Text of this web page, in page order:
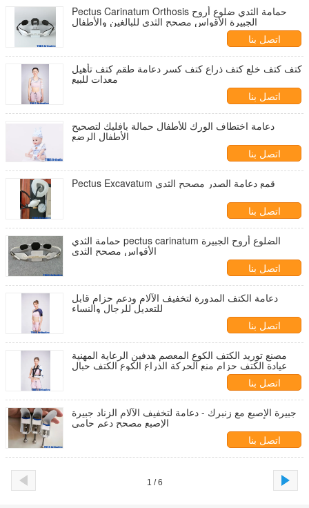
Pectus Carinatum Orthosis حمامة الثدي ضلوع أروح
الجبيرة الأقواس مصحح الثدي للبالغين والأطفال
اتصل بنا
كتف كتف خلع كتف ذراع كتف كسر دعامة طقم كتف تأهيل
معدات للبيع
اتصل بنا
دعامة اختطاف الورك للأطفال حمالة بافليك لتصحيح
الأطفال الرضع
اتصل بنا
Pectus Excavatum قمع دعامة الصدر مصحح الثدي
اتصل بنا
حمامة الثدي pectus carinatum الضلوع أروح الجبيرة
الأقواس مصحح الثدي
اتصل بنا
دعامة الكتف المدورة لتخفيف الآلام ودعم حزام قابل
للتعديل للرجال والنساء
اتصل بنا
مصنع توريد الكتف الكوع المعصم هدفين الرعاية المهنية
عيادة الكتف حزام منع الحركة الذراع الكوع الكتف حبال
اتصل بنا
جبيرة الإصبع مع زنبرك - دعامة لتخفيف الآلام الزناد جبيرة
الإصبع مصحح دعم حامي
اتصل بنا
1 / 6